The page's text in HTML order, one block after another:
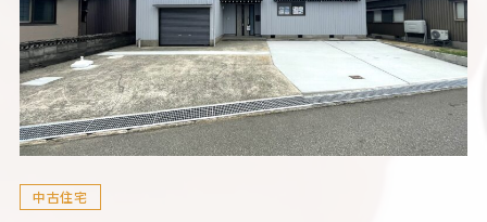
中古住宅